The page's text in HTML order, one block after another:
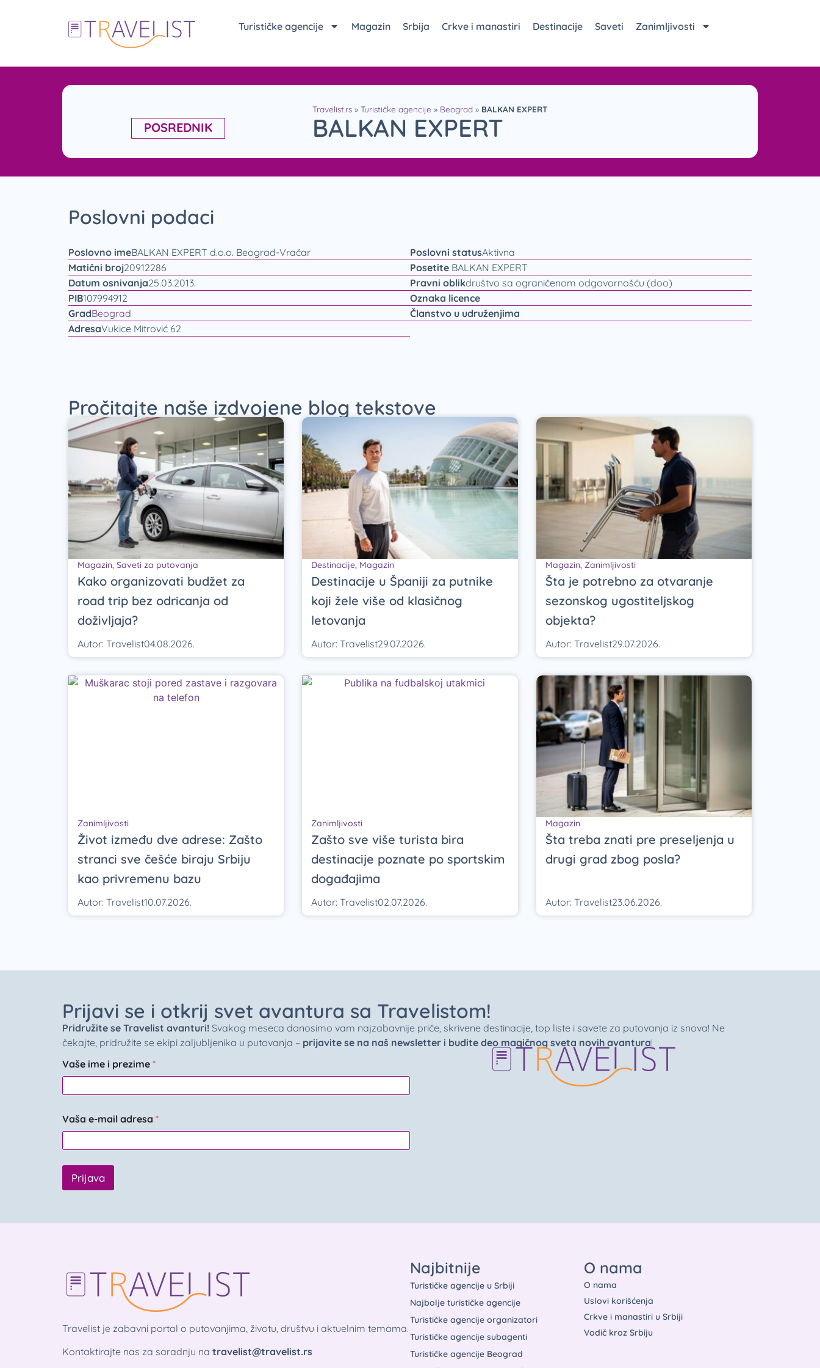
Turističke agencije Magazin Srbija Crkve i manastiri Destinacije Saveti Zanimljivosti
POSREDNIK
Travelist.rs» Turističke agencije » Beograd» BALKAN EXPERT
BALKAN EXPERT
Poslovni podaci
Poslovno imeBALKAN EXPERT d.o.o. Beograd-Vračar
Matični broj20912286
Datum osnivanja25.03.2013.
PIB107994912
GradBeograd
AdresaVukice Mitrović 62
Poslovni statusAktivna
Posetite BALKAN EXPERT
Pravni oblikdruštvo sa ograničenom odgovornošću (doo)
Oznaka licence
Članstvo u udruženjima
Pročitajte naše izdvojene blog tekstove
Magazin, Saveti za putovanja
Kako organizovati budžet za
road trip bez odricanja od
doživljaja?
Autor: Travelist04.08.2026.
Destinacije, Magazin
Destinacije u Španiji za putnike
koji žele više od klasičnog
letovanja
Autor: Travelist29.07.2026.
Magazin, Zanimljivosti
Šta je potrebno za otvaranje
sezonskog ugostiteljskog
objekta?
Autor: Travelist29.07.2026.
Zanimljivosti
Život između dve adrese: Zašto
stranci sve češće biraju Srbiju
kao privremenu bazu
Autor: Travelist10.07.2026.
Zanimljivosti
Zašto sve više turista bira
destinacije poznate po sportskim
događajima
Autor: Travelist02.07.2026.
Magazin
Šta treba znati pre preseljenja u
drugi grad zbog posla?
Autor: Travelist23.06.2026.
Prijavi se i otkrij svet avantura sa Travelistom!
Pridružite se Travelist avanturi! Svakog meseca donosimo vam najzabavnije priče, skrivene destinacije, top liste i savete za putovanja iz snova! Ne
čekajte, pridružite se ekipi zaljubljenika u putovanja – prijavite se na naš newsletter i budite deo magičnog sveta novih avantura!
Vaše ime i prezime *
Vaša e-mail adresa *
Prijava
Travelist je zabavni portal o putovanjima, životu, društvu i aktuelnim temama.
Kontaktirajte nas za saradnju na travelist@travelist.rs
Najbitnije
Turističke agencije u Srbiji
Najbolje turističke agencije
Turističke agencije organizatori
Turističke agencije subagenti
Turističke agencije Beograd
O nama
O nama
Uslovi korišćenja
Crkve i manastiri u Srbiji
Vodič kroz Srbiju